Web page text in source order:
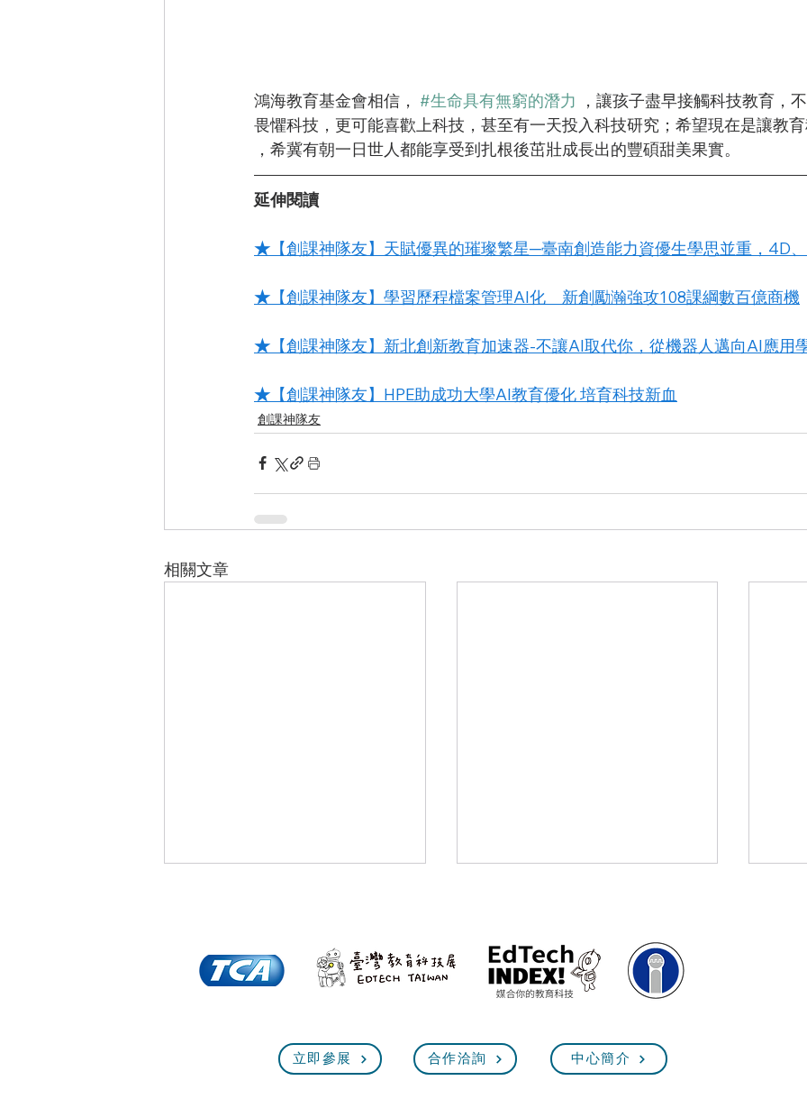
鴻海教育基金會相信， #生命具有無窮的潛力 ，讓孩子盡早接觸科技教育，
畏懼科技，更可能喜歡上科技，甚至有一天投入科技研究；希望現在是讓教
，希冀有朝一日世人都能享受到扎根後茁壯成長出的豐碩甜美果實。
延伸閱讀
★ 【創課神隊友】天賦優異的璀璨繁星─臺南創造能力資優生學思並重，4D
★ 【創課神隊友】學習歷程檔案管理AI化　新創勵瀚強攻108課綱數百億商機
★ 【創課神隊友】新北創新教育加速器-不讓AI取代你，從機器人邁向AI應用
★ 【創課神隊友】HPE助成功大學AI教育優化 培育科技新血
創課神隊友
相關文章
臺北市「機關達人大賽」首度
登場，百隊創意MAKER，迸
新北首辦機關智慧王大賽 40
隊國中小搭建科技積木
立即參展 合作洽詢 中心簡介